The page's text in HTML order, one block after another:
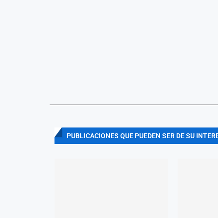
PUBLICACIONES QUE PUEDEN SER DE SU